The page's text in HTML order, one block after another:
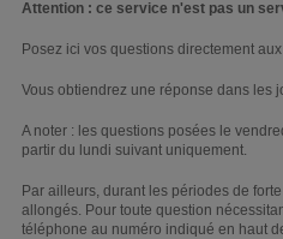
Attention : ce service n'est pas un
Posez ici vos questions directement
Vous obtiendrez une réponse dans les
A noter : les questions posées le
partir du lundi suivant uniquement.
Par ailleurs, durant les périodes de
allongés. Pour toute question
téléphone au numéro indiqué en haut